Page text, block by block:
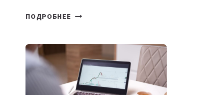
ПОДРОБНЕЕ
SILK
ROAD
FINANCE